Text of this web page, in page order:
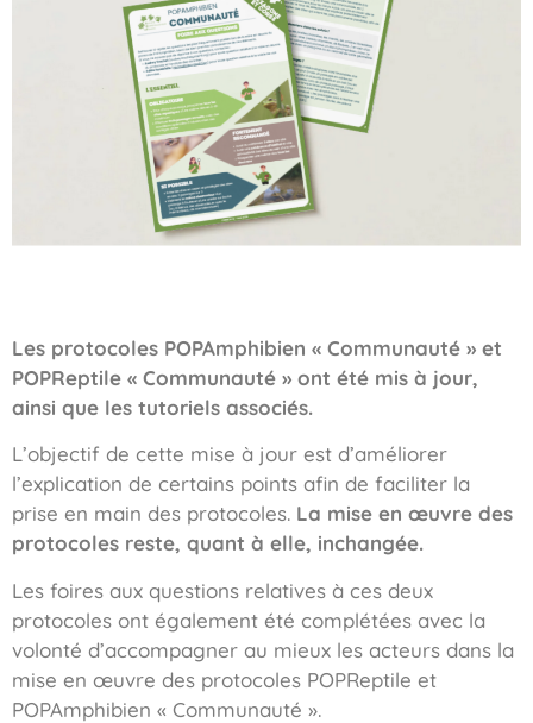
Les protocoles POPAmphibien « Communauté » et
POPReptile « Communauté » ont été mis à jour,
ainsi que les tutoriels associés.
L’objectif de cette mise à jour est d’améliorer
l’explication de certains points afin de faciliter la
prise en main des protocoles. La mise en œuvre des
protocoles reste, quant à elle, inchangée.
Les foires aux questions relatives à ces deux
protocoles ont également été complétées avec la
volonté d’accompagner au mieux les acteurs dans la
mise en œuvre des protocoles POPReptile et
POPAmphibien « Communauté ».